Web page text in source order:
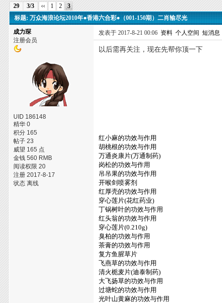
29
3/3 ‹‹ 1 2
3
标题: 万众海浪论坛2010年●香港六合彩●（001-150期）二肖输尽光
成力琛
注册会员
UID 186148
精华 0
积分 165
帖子 23
威望 165 点
金钱 560 RMB
阅读权限 20
注册 2017-8-17
状态 离线
发表于 2017-8-21 00:06 资料 个人空间 短消息
以后需再关注，现在先帮你顶一下
红小麻的功效与作用
胡桃根的功效与作用
万通炎康片(万通制药)
岗松的功效与作用
吊吊果的功效与作用
开喉剑喷雾剂
红厚壳的功效与作用
穿心莲片(花红药业)
丁锅树叶的功效与作用
红头翁的功效与作用
穿心莲片(0.210g)
臭柏的功效与作用
茶膏的功效与作用
复方鱼腥草片
飞燕草的功效与作用
清火栀麦片(迪泰制药)
大飞扬草的功效与作用
过塘蛇的功效与作用
光叶山黄麻的功效与作用